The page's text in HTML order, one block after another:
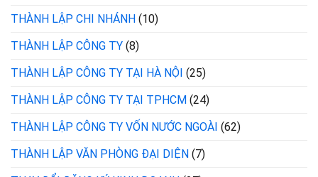
THÀNH LẬP CHI NHÁNH (10)
THÀNH LẬP CÔNG TY (8)
THÀNH LẬP CÔNG TY TẠI HÀ NỘI (25)
THÀNH LẬP CÔNG TY TẠI TPHCM (24)
THÀNH LẬP CÔNG TY VỐN NƯỚC NGOÀI (62)
THÀNH LẬP VĂN PHÒNG ĐẠI DIỆN (7)